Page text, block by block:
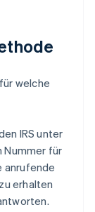
welche
IRS unter
Nummer für
anrufende
erhalten